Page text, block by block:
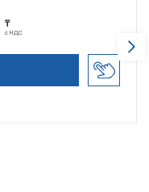
₸
с НДС